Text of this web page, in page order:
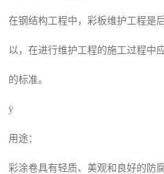
在钢结构工程中，彩板维护工程是
以，在进行维护工程的施工过程中
的标准。
ÿ
用途：
彩涂卷具有轻质、美观和良好的防